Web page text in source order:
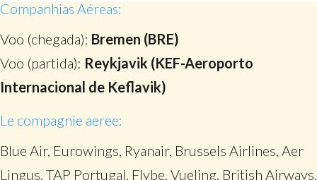
Companhias Aéreas:
Voo (chegada): Bremen (BRE)
Voo (partida): Reykjavik (KEF-Aeroporto
Internacional de Keflavik)
Le compagnie aeree:
Blue Air, Eurowings, Ryanair, Brussels Airlines, Aer
Lingus, TAP Portugal, Flybe, Vueling, British Airways,